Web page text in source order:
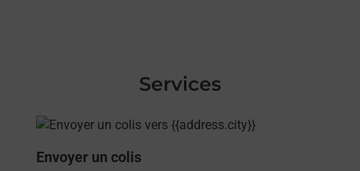
Services
En savoir plus
Envoyer un colis